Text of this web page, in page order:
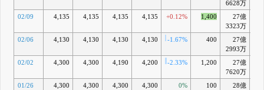
6628万
02/09 4,135 4,135 4,135 4,135 +0.12% 1,400
27億
3323万
02/06 4,130 4,130 4,130 4,130 -1.67% 400
27億
2993万
02/02 4,300 4,300 4,190 4,200 -2.33% 1,200
27億
7620万
01/26 4,300 4,300 4,300 4,300 0% 100
28億